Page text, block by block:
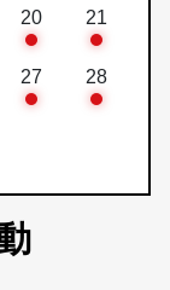
20 21
27 28